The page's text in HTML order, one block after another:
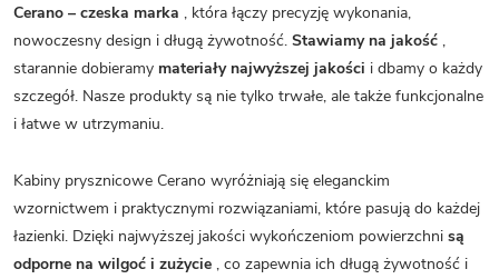
Cerano – czeska marka , która łączy precyzję wykonania,
nowoczesny design i długą żywotność. Stawiamy na jakość ,
starannie dobieramy materiały najwyższej jakości i dbamy o każdy
szczegół. Nasze produkty są nie tylko trwałe, ale także funkcjonalne
i łatwe w utrzymaniu.
Kabiny prysznicowe Cerano wyróżniają się eleganckim
wzornictwem i praktycznymi rozwiązaniami, które pasują do każdej
łazienki. Dzięki najwyższej jakości wykończeniom powierzchni są
odporne na wilgoć i zużycie , co zapewnia ich długą żywotność i